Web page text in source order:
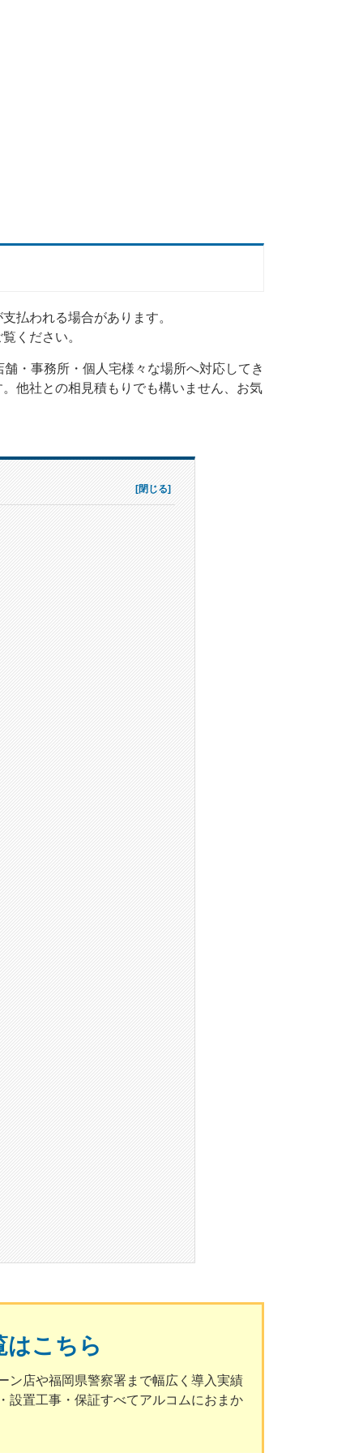
払われる場合があります。
ください。
・事務所・個人宅様々な場所へ対応してき
他社との相見積もりでも構いません、お気
はこちら
ン店や福岡県警察署まで幅広く導入実績
設置工事・保証すべてアルコムにおまか